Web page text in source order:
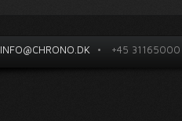
INFO@CHRONO.DK • +45 31165000